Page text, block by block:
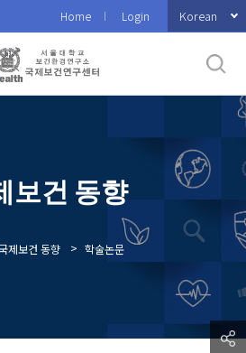
Home Login Korean
보건 동향
제보건 동향 > 학술논문